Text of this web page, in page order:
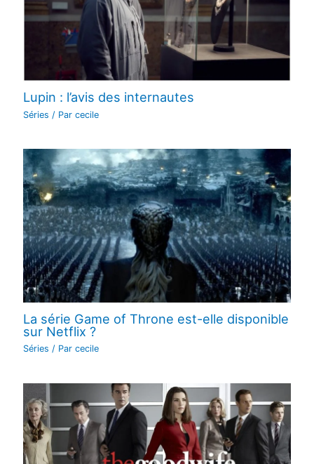
Lupin : l’avis des internautes
Séries / Par cecile
La série Game of Throne est-elle disponible
sur Netflix ?
Séries / Par cecile